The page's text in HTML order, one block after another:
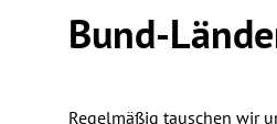
Bund-
Regelmäßig tauschen wir